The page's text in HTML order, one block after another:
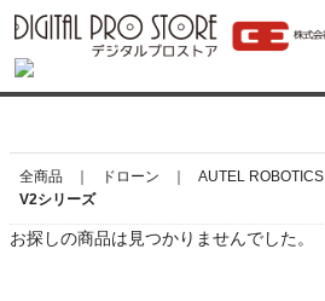
全商品 ドローン AUTEL ROBOTICS
V2シリーズ
お探しの商品は見つかりませんでした。